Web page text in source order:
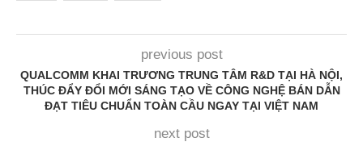
previous post
QUALCOMM KHAI TRƯƠNG TRUNG TÂM R&D TẠI HÀ NỘI,
THÚC ĐẨY ĐỔI MỚI SÁNG TẠO VỀ CÔNG NGHỆ BÁN DẪN
ĐẠT TIÊU CHUẨN TOÀN CẦU NGAY TẠI VIỆT NAM
next post